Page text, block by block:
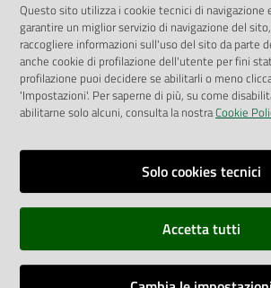
Privacy Policy
Attuazione Misure PNRR
Liste di Attesa
ENTI, IMPRESE E PARTNER
Fatturazione Elettronica
Richiesta Patrocinio
Dichiarazione di Accessibilità
Questo sito utilizza i cookie tecnici di navigazione
garantire un miglior servizio di navigazione del
raccogliere informazioni sull'uso del sito da parte
anche cookie di profilazione dell'utente per fini
profilazione puoi decidere se abilitarli o meno
'Impostazioni'. Per saperne di più, su come
abilitarne solo alcuni, consulta la nostraCookie
Solo cookies tecnici
Accetta tutti